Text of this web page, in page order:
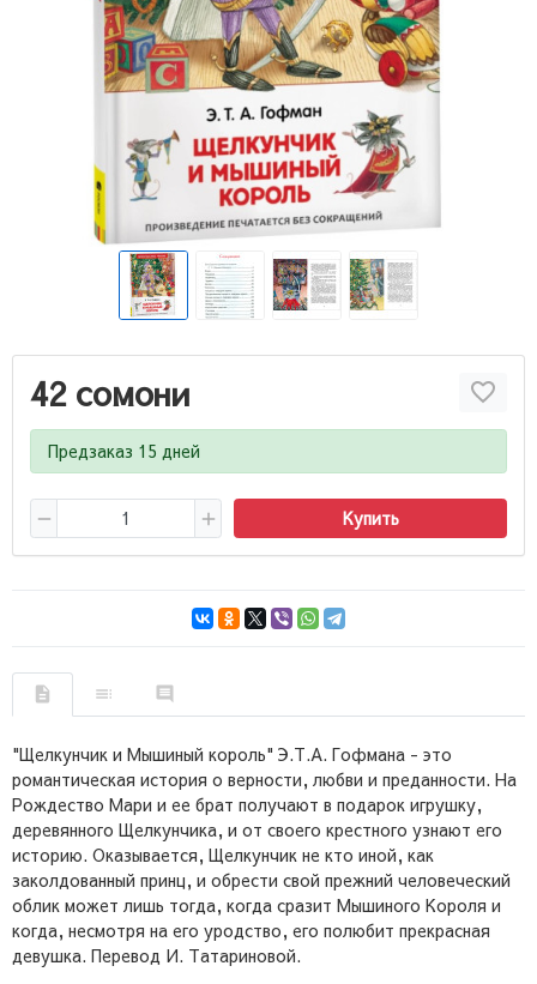
42 сомони
Предзаказ 15 дней
Купить
"Щелкунчик и Мышиный король" Э.Т.А. Гофмана - это
романтическая история о верности, любви и преданности. На
Рождество Мари и ее брат получают в подарок игрушку,
деревянного Щелкунчика, и от своего крестного узнают его
историю. Оказывается, Щелкунчик не кто иной, как
заколдованный принц, и обрести свой прежний человеческий
облик может лишь тогда, когда сразит Мышиного Короля и
когда, несмотря на его уродство, его полюбит прекрасная
девушка. Перевод И. Татариновой.